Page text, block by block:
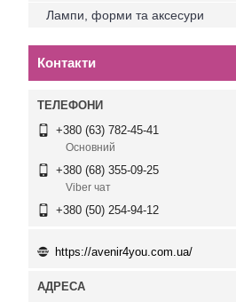
Лампи, форми та аксесури
Контакти
+380 (63) 782-45-41
Основний
+380 (68) 355-09-25
Viber чат
+380 (50) 254-94-12
https://avenir4you.com.ua/